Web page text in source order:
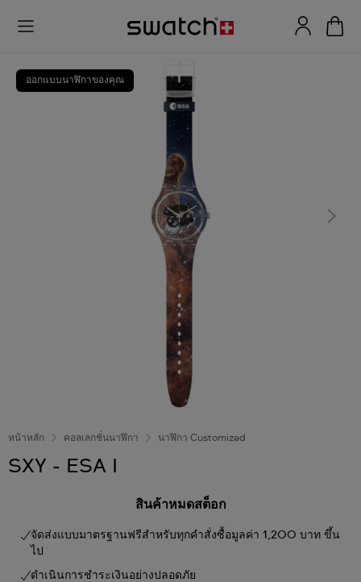
ออกแบบนาฬิกาของคุณ
หน้าหลัก คอลเลกชั่นนาฬิกา นาฬิกา Customized
SXY - ESA I
สินค้าหมดสต็อก
จัดส่งแบบมาตรฐานฟรีสำหรับทุกคำสั่งซื้อมูลค่า 1,200 บาท ขึ้น
ไป
ดำเนินการชำระเงินอย่างปลอดภัย